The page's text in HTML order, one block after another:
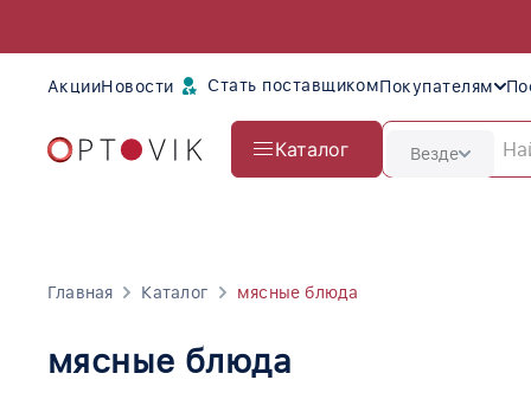
АкцииНовости Стать поставщикомПокупателям
Каталог Везде
Главная Каталог мясные блюда
мясные блюда